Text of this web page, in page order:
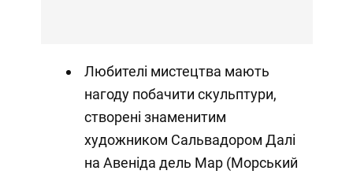
Любителі мистецтва мають
нагоду побачити скульптури,
створені знаменитим
художником Сальвадором Далі
на Авеніда дель Мар (Морський